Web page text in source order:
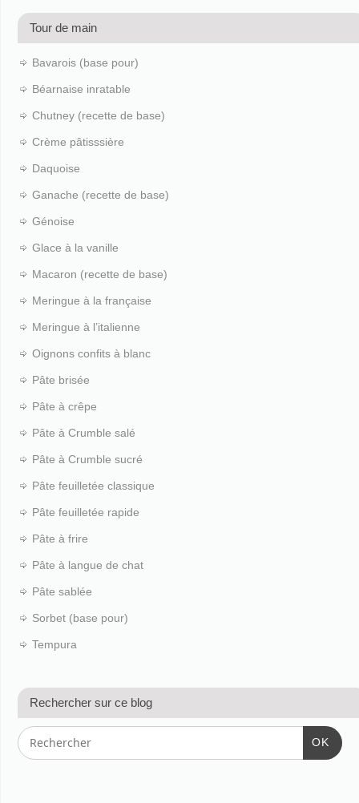
Tour de main
Bavarois (base pour)
Béarnaise inratable
Chutney (recette de base)
Crème pâtisssière
Daquoise
Ganache (recette de base)
Génoise
Glace à la vanille
Macaron (recette de base)
Meringue à la française
Meringue à l’italienne
Oignons confits à blanc
Pâte brisée
Pâte à crêpe
Pâte à Crumble salé
Pâte à Crumble sucré
Pâte feuilletée classique
Pâte feuilletée rapide
Pâte à frire
Pâte à langue de chat
Pâte sablée
Sorbet (base pour)
Tempura
Rechercher sur ce blog
OK